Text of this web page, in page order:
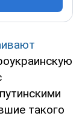
такого